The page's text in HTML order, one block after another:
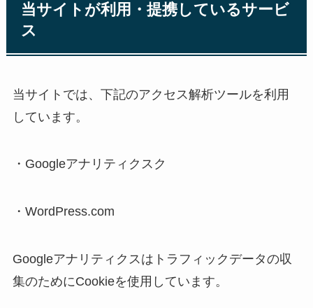
当サイトが利用・提携しているサービ
ス
当サイトでは、下記のアクセス解析ツールを利用
しています。
・Googleアナリティクスク
・WordPress.com
Googleアナリティクスはトラフィックデータの収
集のためにCookieを使用しています。